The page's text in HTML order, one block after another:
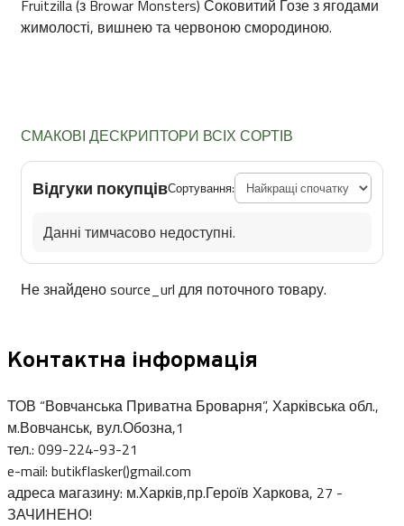
Fruitzilla (з Browar Monsters) Соковитий Гозе з ягодами
жимолості, вишнею та червоною смородиною.
СМАКОВІ ДЕСКРИПТОРИ ВСІХ СОРТІВ
Відгуки покупцівСортування:
Данні тимчасово недоступні.
Не знайдено source_url для поточного товару.
Контактна інформація
ТОВ “Вовчанська Приватна Броварня”, Харківська обл.,
м.Вовчанськ, вул.Обозна,1
тел.: 099-224-93-21
e-mail: butikflasker()gmail.com
адреса магазину: м.Харків,пр.Героїв Харкова, 27 -
ЗАЧИНЕНО!